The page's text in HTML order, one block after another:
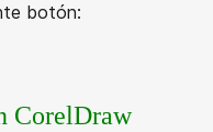
botón:
CorelDraw